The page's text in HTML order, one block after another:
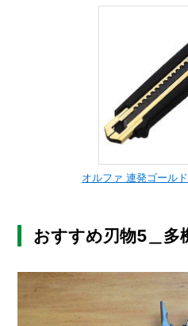
オルファ 連発ゴール
おすすめ刃物5＿多